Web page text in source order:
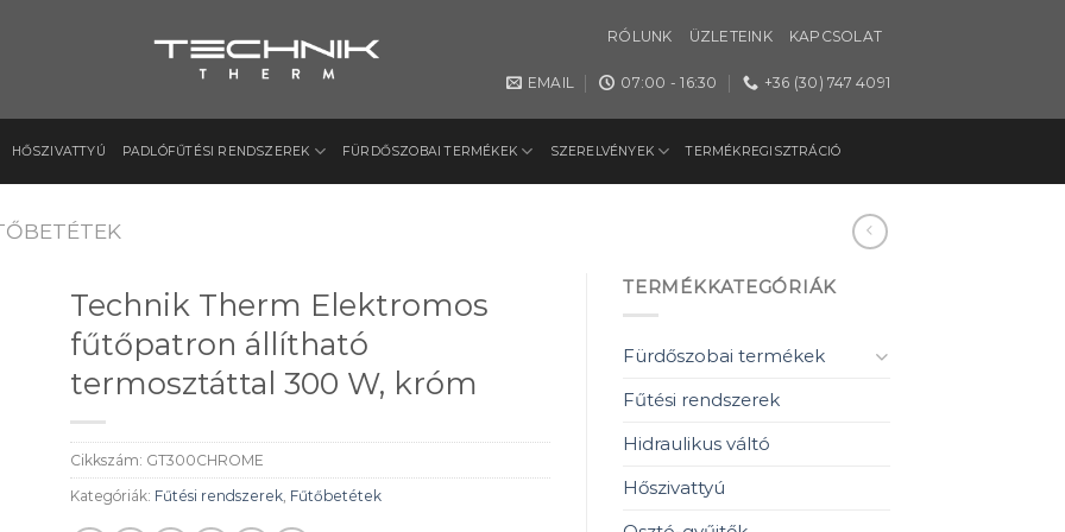
RÓLUNK ÜZLETEINK KAPCSOLAT
EMAIL 07:00 - 16:30 +36 (30) 747 4091
HŐSZIVATTYÚ PADLÓFŰTÉSI RENDSZEREK FÜRDŐSZOBAI TERMÉKEK SZERELVÉNYEK TERMÉKREGISZTRÁCIÓ
Technik Therm Elektromos
fűtőpatron állítható
termosztáttal 300 W, króm
Cikkszám: GT300CHROME
Kategóriák: Fűtési rendszerek, Fűtőbetétek
TERMÉKKATEGÓRIÁK
Fürdőszobai termékek
Fűtési rendszerek
Hidraulikus váltó
Hőszivattyú